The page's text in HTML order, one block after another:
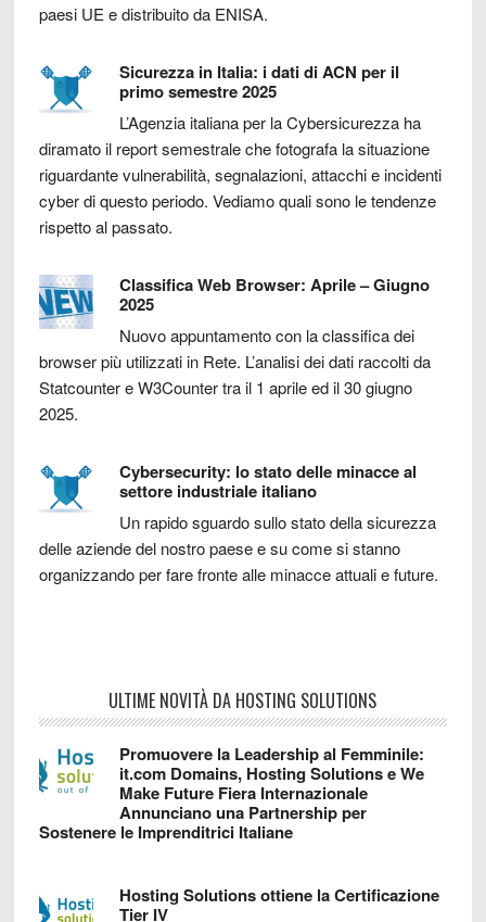
paesi UE e distribuito da ENISA.
Sicurezza in Italia: i dati di ACN per il
primo semestre 2025
L’Agenzia italiana per la Cybersicurezza ha
diramato il report semestrale che fotografa la situazione
riguardante vulnerabilità, segnalazioni, attacchi e incidenti
cyber di questo periodo. Vediamo quali sono le tendenze
rispetto al passato.
Classifica Web Browser: Aprile – Giugno
2025
Nuovo appuntamento con la classifica dei
browser più utilizzati in Rete. L’analisi dei dati raccolti da
Statcounter e W3Counter tra il 1 aprile ed il 30 giugno
2025.
Cybersecurity: lo stato delle minacce al
settore industriale italiano
Un rapido sguardo sullo stato della sicurezza
delle aziende del nostro paese e su come si stanno
organizzando per fare fronte alle minacce attuali e future.
ULTIME NOVITÀ DA HOSTING SOLUTIONS
Promuovere la Leadership al Femminile:
it.com Domains, Hosting Solutions e We
Make Future Fiera Internazionale
Annunciano una Partnership per
Sostenere le Imprenditrici Italiane
Hosting Solutions ottiene la Certificazione
Tier IV